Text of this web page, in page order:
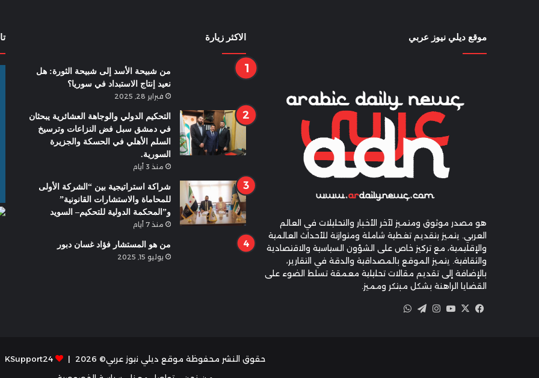
موقع ديلي نيوز عربي
هو مصدر موثوق ومتميز لآخر الأخبار والتحليلات في العالم
العربي. يتميز بتقديم تغطية شاملة ومتوازنة للأحداث العالمية
والإقليمية، مع تركيز خاص على الشؤون السياسية والاقتصادية
والثقافية. يتميز الموقع بالمصداقية والدقة في التقارير،
بالإضافة إلى تقديم مقالات تحليلية معمقة تسلط الضوء على
القضايا الراهنة بشكل مبتكر ومميز.
فيسبوك
X يوتيوبانستقرام
تيلقرام
الاكثر زيارة
من شبيحة الأسد إلى شبيحة الثورة: هل
نعيد إنتاج الاستبداد في سوريا؟
فبراير 28, 2025
التحكيم الدولي والوجاهة العشائرية يبحثان
في دمشق سبل فض النزاعات وترسيخ
السلم الأهلي في الحسكة والجزيرة
السورية.
منذ 3 أيام
شراكة استراتيجية بين “الشركة الأولى
للمحاماة والاستشارات القانونية”
و”المحكمة الدولية للتحكيم– السويد
منذ 7 أيام
من هو المستشار فؤاد غسان دبور
يوليو 15, 2025
حقوق النشر محفوظة موقع ديلي نيوز عربي© 2026 |
KSupport24